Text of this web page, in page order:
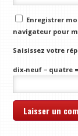
Enregistrer
navigateur pour
Saisissez votre
dix-neuf − quatre =